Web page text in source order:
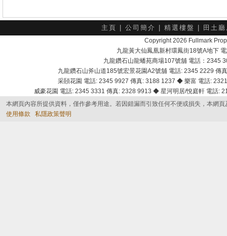
主頁 公司簡介 精選樓盤 田土
Copyright 2026 Fullmark
九龍黃大仙鳳凰新村環鳳街18號A地下
九龍鑽石山龍蟠苑商場107號舖 電話：2345
九龍鑽石山斧山道185號宏景花園A2號舖 電話: 2345 2229
采頣花園 電話: 2345 9927 傳真: 3188 1237 ◆ 樂富 電話:
威豪花園 電話: 2345 3331 傳真: 2328 9913 ◆ 星河明居/悅庭軒 電話
本網頁內容所提供資料，僅作參考用途。若因錯漏而引致任何不便或損失，本網
使用條款
私隱政策聲明